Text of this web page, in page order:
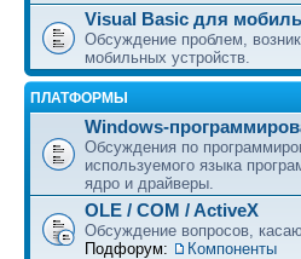
Visual Basic для
Обсуждение проблем,
мобильных устройств.
ПЛАТФОРМЫ
Windows-
Обсуждения по
используемого языка
ядро и драйверы.
OLE / COM / ActiveX
Обсуждение вопросов,
Подфорум:
Компоненты